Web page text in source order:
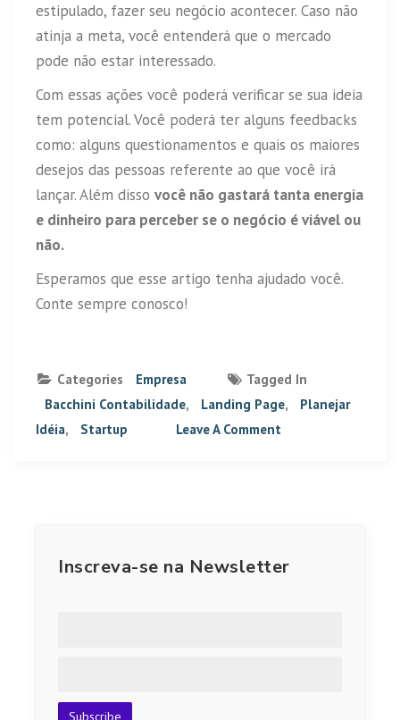
estipulado, fazer seu negócio acontecer. Caso não
atinja a meta, você entenderá que o mercado
pode não estar interessado.
Com essas ações você poderá verificar se sua ideia
tem potencial. Você poderá ter alguns feedbacks
como: alguns questionamentos e quais os maiores
desejos das pessoas referente ao que você irá
lançar. Além disso você não gastará tanta energia
e dinheiro para perceber se o negócio é viável ou
não.
Esperamos que esse artigo tenha ajudado você.
Conte sempre conosco!
Categories Empresa
Tagged In
Bacchini Contabilidade, Landing Page,
Planejar
Idéia, Startup Leave A Comment
Inscreva-se na Newsletter